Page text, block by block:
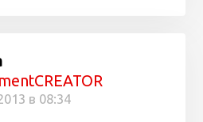
в 08:34